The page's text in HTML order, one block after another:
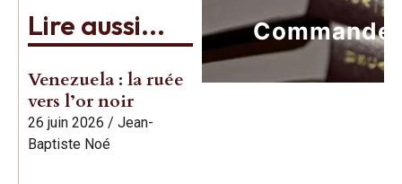
Lire aussi...
Venezuela : la ruée
vers l’or noir
26 juin 2026 / Jean-
Baptiste Noé